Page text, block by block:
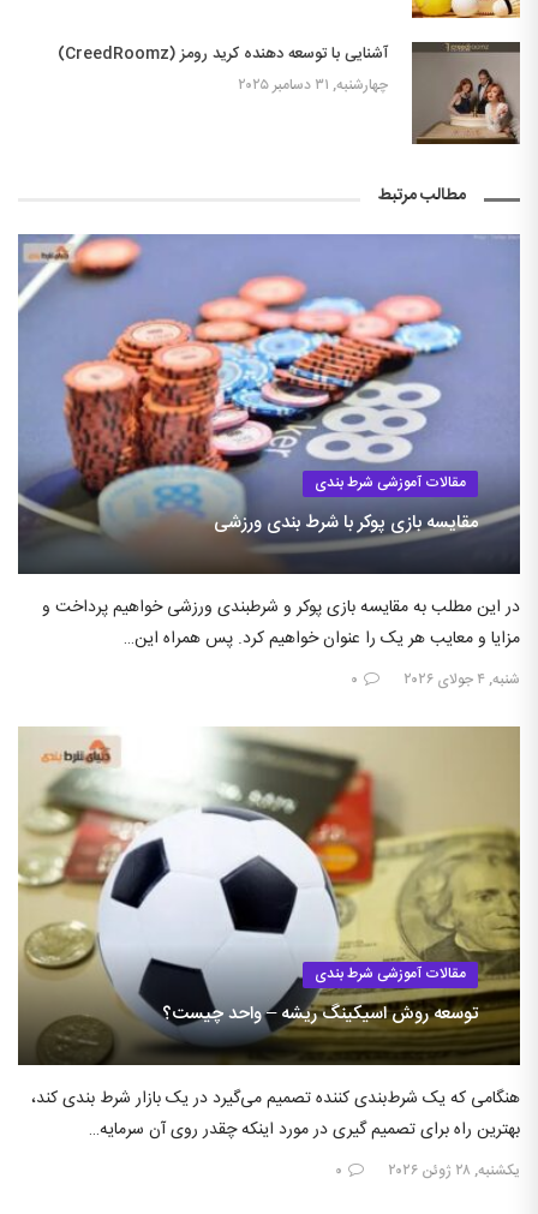
آشنایی با توسعه دهنده کرید رومز (CreedRoomz)
چهارشنبه, ۳۱ دسامبر ۲۰۲۵
مطالب مرتبط
مقالات آموزشی شرط بندی
مقایسه بازی پوکر با شرط بندی ورزشی
در این مطلب به مقایسه بازی پوکر و شرطبندی ورزشی خواهیم پرداخت و
مزایا و معایب هر یک را عنوان خواهیم کرد. پس همراه این…
شنبه, ۴ جولای ۲۰۲۶ ۰
مقالات آموزشی شرط بندی
توسعه روش اسیکینگ ریشه – واحد چیست؟
هنگامی که یک شرط‌بندی کننده تصمیم می‌گیرد در یک بازار شرط بندی کند،
بهترین راه برای تصمیم گیری در مورد اینکه چقدر روی آن سرمایه…
یکشنبه, ۲۸ ژوئن ۲۰۲۶ ۰